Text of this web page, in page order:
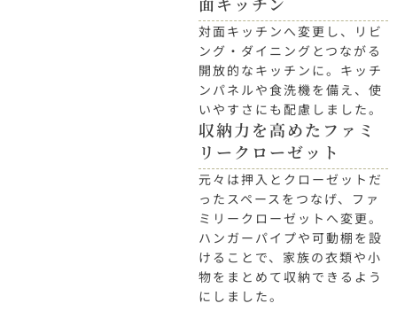
対面キッチンへ変更し、リビ
ング・ダイニングとつながる
開放的なキッチンに。キッチ
ンパネルや食洗機を備え、使
いやすさにも配慮しました。
収納力を高めたファミ
リークローゼット
元々は押入とクローゼットだ
ったスペースをつなげ、ファ
ミリークローゼットへ変更。
ハンガーパイプや可動棚を設
けることで、家族の衣類や小
物をまとめて収納できるよう
にしました。